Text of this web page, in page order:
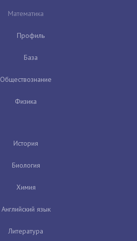
Математика
Профиль
База
Обществознание
Физика
История
Биология
Химия
Английский язык
Литература